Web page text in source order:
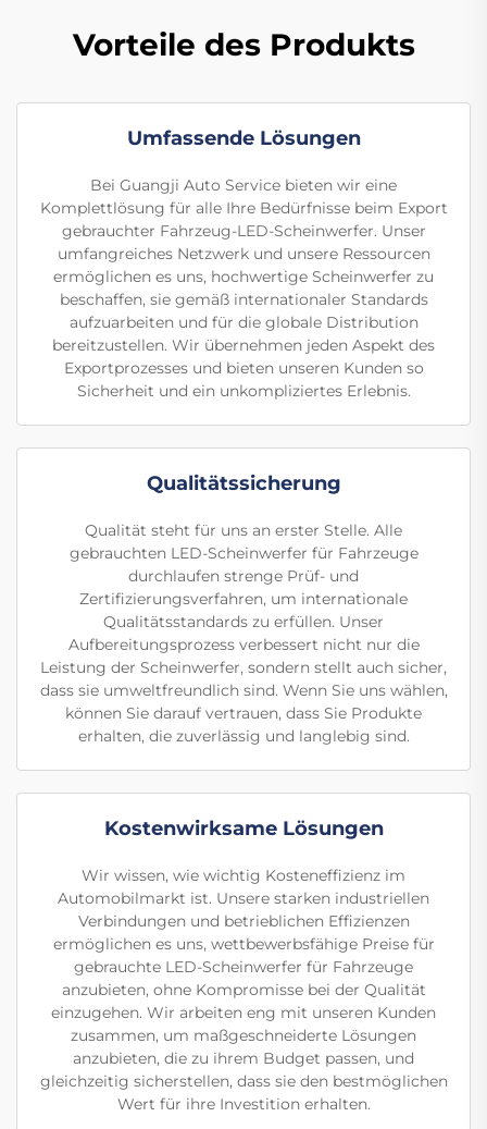
Vorteile des Produkts
Umfassende Lösungen
Bei Guangji Auto Service bieten wir eine
Komplettlösung für alle Ihre Bedürfnisse beim Export
gebrauchter Fahrzeug-LED-Scheinwerfer. Unser
umfangreiches Netzwerk und unsere Ressourcen
ermöglichen es uns, hochwertige Scheinwerfer zu
beschaffen, sie gemäß internationaler Standards
aufzuarbeiten und für die globale Distribution
bereitzustellen. Wir übernehmen jeden Aspekt des
Exportprozesses und bieten unseren Kunden so
Sicherheit und ein unkompliziertes Erlebnis.
Qualitätssicherung
Qualität steht für uns an erster Stelle. Alle
gebrauchten LED-Scheinwerfer für Fahrzeuge
durchlaufen strenge Prüf- und
Zertifizierungsverfahren, um internationale
Qualitätsstandards zu erfüllen. Unser
Aufbereitungsprozess verbessert nicht nur die
Leistung der Scheinwerfer, sondern stellt auch sicher,
dass sie umweltfreundlich sind. Wenn Sie uns wählen,
können Sie darauf vertrauen, dass Sie Produkte
erhalten, die zuverlässig und langlebig sind.
Kostenwirksame Lösungen
Wir wissen, wie wichtig Kosteneffizienz im
Automobilmarkt ist. Unsere starken industriellen
Verbindungen und betrieblichen Effizienzen
ermöglichen es uns, wettbewerbsfähige Preise für
gebrauchte LED-Scheinwerfer für Fahrzeuge
anzubieten, ohne Kompromisse bei der Qualität
einzugehen. Wir arbeiten eng mit unseren Kunden
zusammen, um maßgeschneiderte Lösungen
anzubieten, die zu ihrem Budget passen, und
gleichzeitig sicherstellen, dass sie den bestmöglichen
Wert für ihre Investition erhalten.